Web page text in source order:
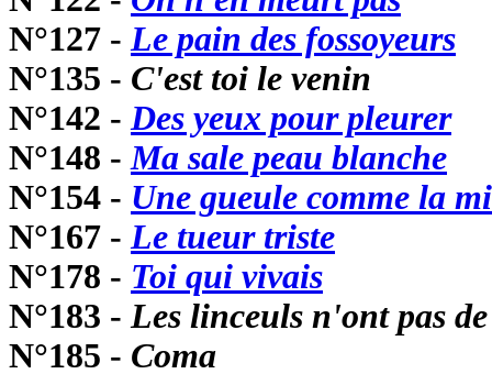
N°127 -Le pain des fossoyeurs
N°135 - C'est toi le venin
N°142 -Des yeux pour pleurer
N°148 -Ma sale peau blanche
N°154 - Une gueule comme la
N°167 -Le tueur triste
N°178 - Toi qui vivais
N°183 -Les linceuls n'ont pas
N°185 - Coma